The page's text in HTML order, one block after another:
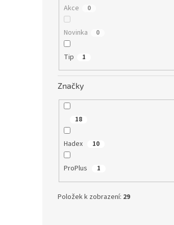
Akce 0
Novinka 0
Tip 1
Značky
18
Hadex 10
ProPlus 1
Položek k zobrazení: 29